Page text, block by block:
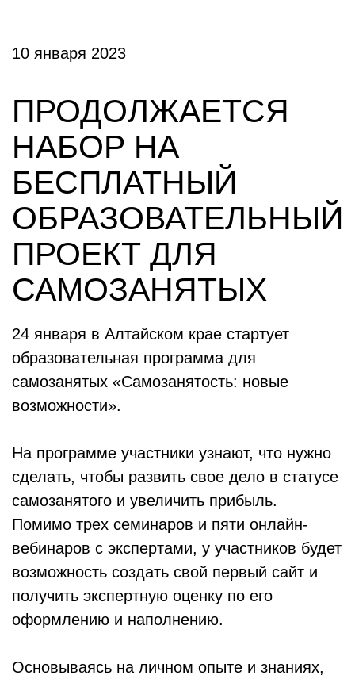
10 января 2023
ПРОДОЛЖАЕТСЯ
НАБОР НА
БЕСПЛАТНЫЙ
ОБРАЗОВАТЕЛЬНЫЙ
ПРОЕКТ ДЛЯ
САМОЗАНЯТЫХ
24 января в Алтайском крае стартует
образовательная программа для
самозанятых «Самозанятость: новые
возможности».
На программе участники узнают, что нужно
сделать, чтобы развить свое дело в статусе
самозанятого и увеличить прибыль.
Помимо трех семинаров и пяти онлайн-
вебинаров с экспертами, у участников будет
возможность создать свой первый сайт и
получить экспертную оценку по его
оформлению и наполнению.
Основываясь на личном опыте и знаниях,